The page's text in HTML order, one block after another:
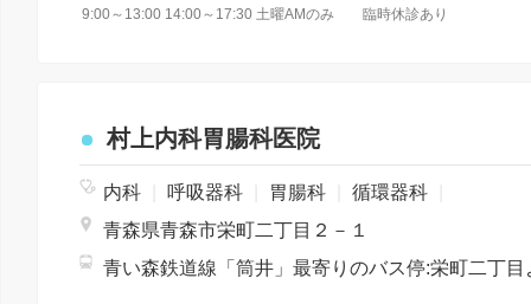
9:00～13:00 14:00～17:30 土曜AMのみ 臨時休診あり
村上内科胃腸科医院
内科 呼吸器科 胃腸科 循環器科
青森県青森市栄町二丁目２－１